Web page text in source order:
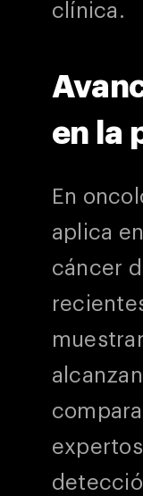
clínica.
en la
En
aplica
cáncer